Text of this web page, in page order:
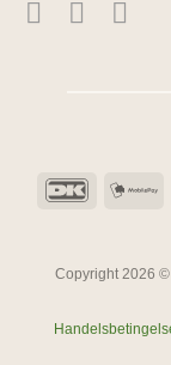
DanKort
Copyright 2026 ©